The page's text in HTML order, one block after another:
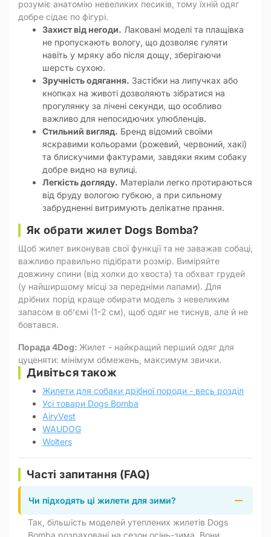
розуміє анатомію невеликих песиків, тому їхній одяг
добре сідає по фігурі.
Захист від негоди. Лаковані моделі та плащівка
не пропускають вологу, що дозволяє гуляти
навіть у мряку або після дощу, зберігаючи
шерсть сухою.
Зручність одягання. Застібки на липучках або
кнопках на животі дозволяють зібратися на
прогулянку за лічені секунди, що особливо
важливо для непосидючих улюбленців.
Стильний вигляд. Бренд відомий своїми
яскравими кольорами (рожевий, червоний, хакі)
та блискучими фактурами, завдяки яким собаку
добре видно на вулиці.
Легкість догляду. Матеріали легко протираються
від бруду вологою губкою, а при сильному
забрудненні витримують делікатне прання.
Як обрати жилет Dogs Bomba?
Щоб жилет виконував свої функції та не заважав собаці,
важливо правильно підібрати розмір. Виміряйте
довжину спини (від холки до хвоста) та обхват грудей
(у найширшому місці за передніми лапами). Для
дрібних порід краще обирати модель з невеликим
запасом в об'ємі (1-2 см), щоб одяг не тиснув, але й не
бовтався.
Порада 4Dog: Жилет - найкращий перший одяг для
цуценяти: мінімум обмежень, максимум звички.
Дивіться також
Жилети для собаки дрібної породи - весь розділ
Усі товари Dogs Bomba
AiryVest
WAUDOG
Wolters
Часті запитання (FAQ)
Чи підходять ці жилети для зими?
Так, більшість моделей утеплених жилетів Dogs